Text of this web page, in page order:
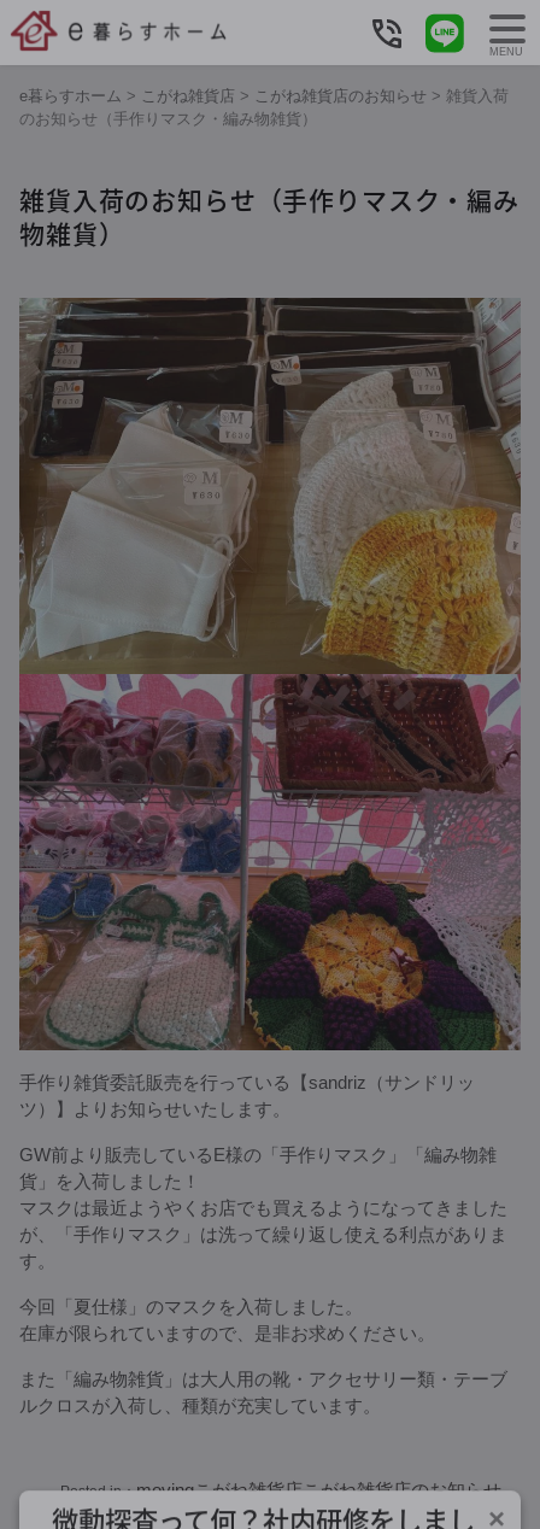
e暮らすホーム > こがね雑貨店 > こがね雑貨店のお知らせ > 雑貨入荷
のお知らせ（手作りマスク・編み物雑貨）
雑貨入荷のお知らせ（手作りマスク・編み
物雑貨）
手作り雑貨委託販売を行っている【sandriz（サンドリッ
ツ）】よりお知らせいたします。
GW前より販売しているE様の「手作りマスク」「編み物雑
貨」を入荷しました！
マスクは最近ようやくお店でも買えるようになってきました
が、「手作りマスク」は洗って繰り返し使える利点がありま
す。
今回「夏仕様」のマスクを入荷しました。
在庫が限られていますので、是非お求めください。
また「編み物雑貨」は大人用の靴・アクセサリー類・テーブ
ルクロスが入荷し、種類が充実しています。
Posted in：movingこがね雑貨店こがね雑貨店のお知らせ
MENU
微動探査って何？社内研修をしまし ×